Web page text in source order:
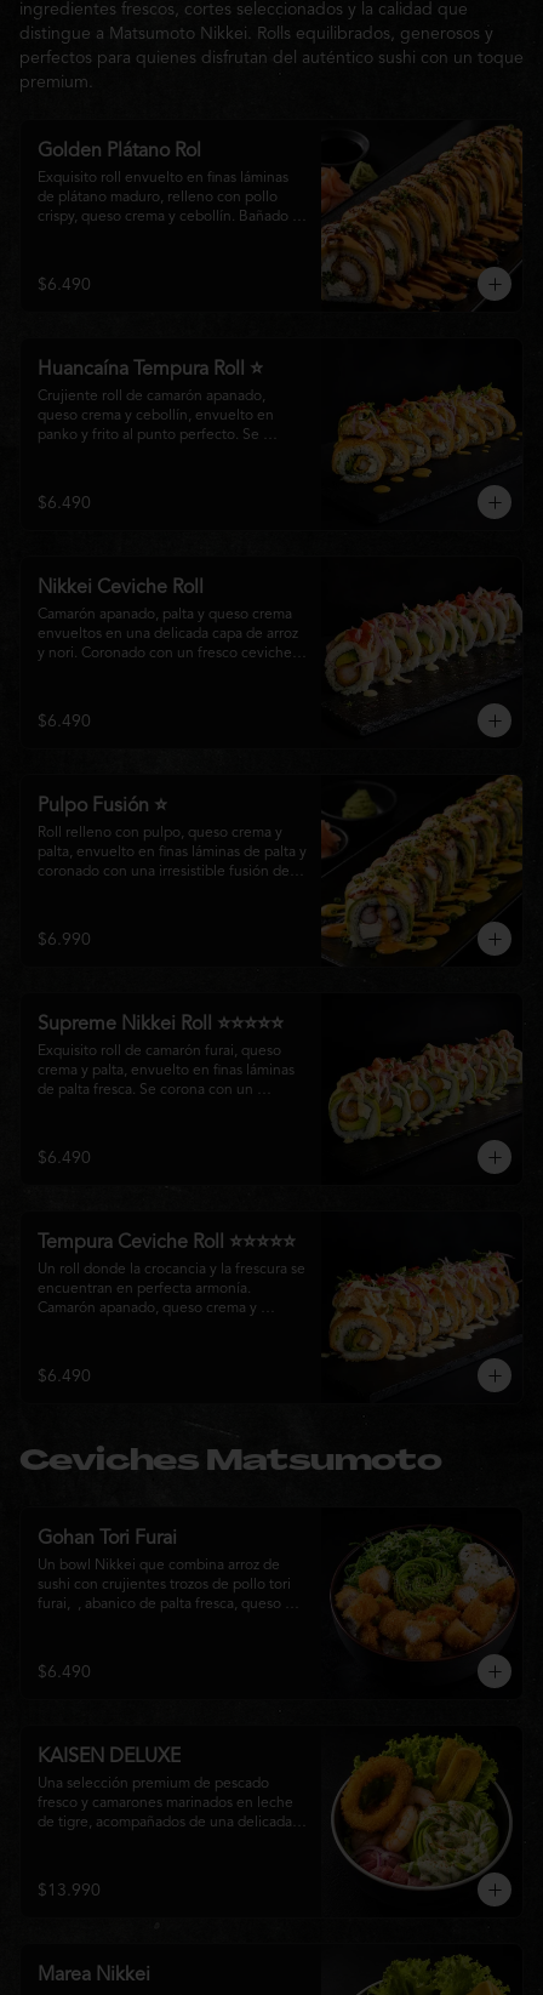
ingredientes frescos, cortes seleccionados y la calidad que
distingue a Matsumoto Nikkei. Rolls equilibrados, generosos y
perfectos para quienes disfrutan del auténtico sushi con un toque
premium.
Golden Plátano Rol
Exquisito roll envuelto en finas láminas
de plátano maduro, relleno con pollo
crispy, queso crema y cebollín. Bañado
tostado y cebollín fresco. Una
combinación perfecta entre el dulzor del
$6.490
Huancaína Tempura Roll ⭐
Crujiente roll de camarón apanado,
queso crema y cebollín, envuelto en
panko y frito al punto perfecto. Se
y una sedosa salsa huancaína, finalizada
con toques de pimentón rojo fresco que
$6.490
Nikkei Ceviche Roll
Camarón apanado, palta y queso crema
envueltos en una delicada capa de arroz
y nori. Coronado con un fresco ceviche
creando un equilibrio perfecto entre
frescura, cremosidad y crocancia en cada
$6.490
Pulpo Fusión ⭐
Roll relleno con pulpo, queso crema y
palta, envuelto en finas láminas de palta y
coronado con una irresistible fusión de
láminas de pulpo, ofreciendo una
combinación perfecta entre frescura,
$6.990
Supreme Nikkei Roll ⭐⭐⭐⭐⭐
Exquisito roll de camarón furai, queso
crema y palta, envuelto en finas láminas
de palta fresca. Se corona con un
fusión de texturas, frescura y sabores que
resaltan la esencia del Pacífico.
$6.490
Tempura Ceviche Roll ⭐⭐⭐⭐⭐
Un roll donde la crocancia y la frescura se
encuentran en perfecta armonía.
Camarón apanado, queso crema y
corona con salmón y pescado blanco en
tempura, cebolla morada, una sedosa
logrando una experiencia intensa,
equilibrada y auténticamente nikkei.
$6.490
Ceviches Matsumoto
Gohan Tori Furai
Un bowl Nikkei que combina arroz de
sushi con crujientes trozos de pollo tori
furai,  , abanico de palta fresca, queso
sabores que equilibra lo crocante, lo
fresco y lo cremoso en cada bocado.
$6.490
KAISEN DELUXE
Una selección premium de pescado
fresco y camarones marinados en leche
de tigre, acompañados de una delicada
que combina frescura, textura y
elegancia en cada bocado.
$13.990
Marea Nikkei